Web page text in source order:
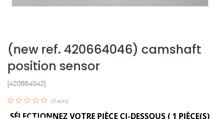
(new ref. 420664046) camshaft
position sensor
[420664042]
(0 avis)
SÉLECTIONNEZ VOTRE PIÈCE CI-DESSOUS ( 1 PIÈCE(S)